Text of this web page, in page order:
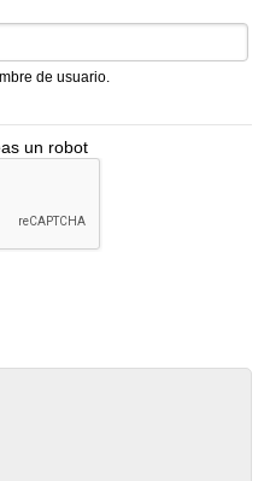
de usuario.
un robot